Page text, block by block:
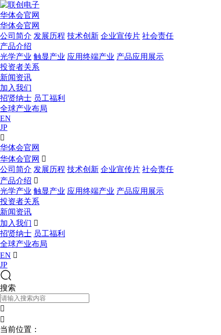
华体会官网
华体会官网
公司简介 发展历程 技术创新 企业宣传片 社会责任
产品介绍
光学产业 触显产业 应用终端产业 产品应用展示
投资者关系
新闻资讯
加入我们
招贤纳士 员工福利
全球产业布局
EN
JP

华体会官网
华体会官网 
公司简介 发展历程 技术创新 企业宣传片 社会责任
产品介绍 
光学产业 触显产业 应用终端产业 产品应用展示
投资者关系
新闻资讯
加入我们 
招贤纳士 员工福利
全球产业布局
EN 
JP
搜索


当前位置：